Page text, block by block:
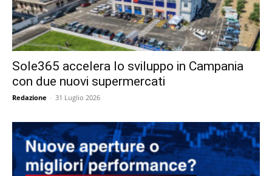
Sole365 accelera lo sviluppo in Campania
con due nuovi supermercati
Redazione - 31 Luglio 2026